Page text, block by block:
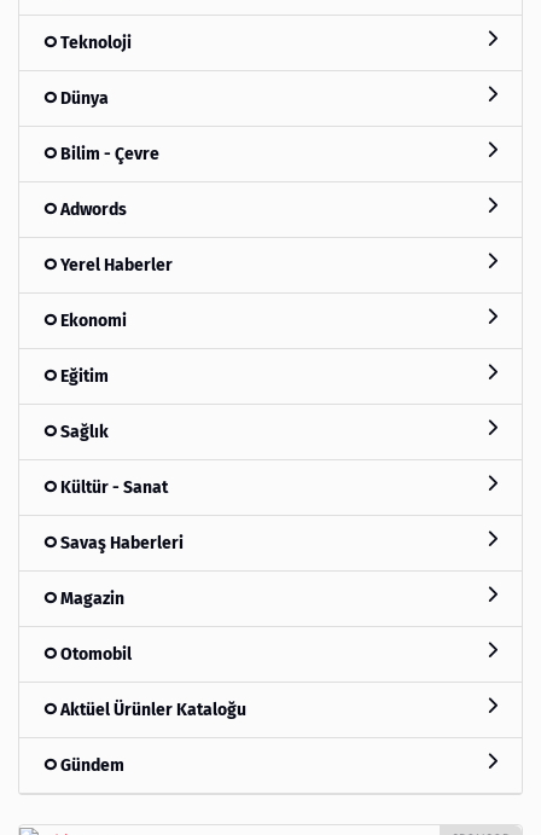
Teknoloji
Dünya
Bilim - Çevre
Adwords
Yerel Haberler
Ekonomi
Eğitim
Sağlık
Kültür - Sanat
Savaş Haberleri
Magazin
Otomobil
Aktüel Ürünler Kataloğu
Gündem